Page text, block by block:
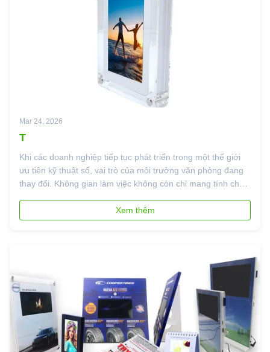
Mar 24, 2026
T
Khi các doanh nghiệp tiếp tục phát triển trong một thế giới
ưu tiên kỹ thuật số, vai trò của môi trường văn phòng đang
thay đổi. Không gian làm việc không còn chỉ mang tính chức
Khung hiển thị kỹ thuật số đang nổi lên như những công cụ
thiết yếu đ...
Xem thêm